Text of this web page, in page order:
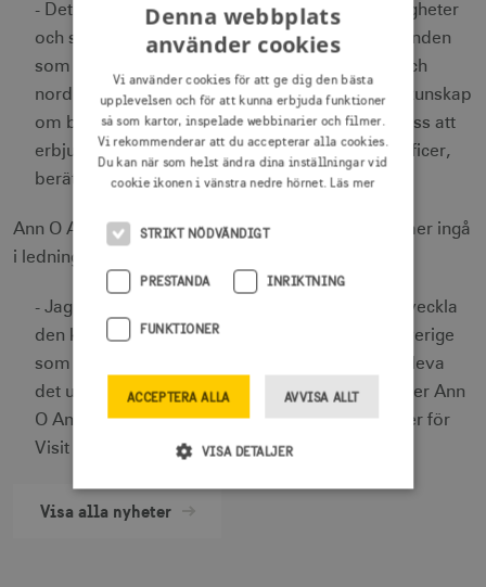
- Det är framförallt Anns vana att se affärsmöjligheter
och skapa kommersiellt framgångsrika erbjudanden
som tillsammans med hennes internationella och
nordiska nätverk inom resenäringen och goda kunskap
om besöksnäringens förutsättningar, som fått oss att
erbjuda henne rollen som Chief Commercial Officer,
berättar Ewa Lagerqvist, vd för Visit Sweden.
Ann O Andersson börjar den 17 augusti och kommer ingå
i ledningsgruppen.
- Jag ser verkligen fram emot att bidra till att utveckla
den kommersiella verksamheten för att lyfta Sverige
som resmål och attrahera fler besökare att uppleva
det unika och breda utbud vi har i vårt land, säger Ann
O Andersson, blivande Chief Commercial Officer för
Visit Sweden.
Visa alla nyheter
Denna webbplats
använder cookies
Vi använder cookies för att ge dig den bästa
upplevelsen och för att kunna erbjuda funktioner
så som kartor, inspelade webbinarier och filmer.
Vi rekommenderar att du accepterar alla cookies.
Du kan när som helst ändra dina inställningar vid
cookie ikonen i vänstra nedre hörnet. Läs mer
STRIKT NÖDVÄNDIGT
PRESTANDA INRIKTNING
FUNKTIONER
ACCEPTERA ALLA AVVISA ALLT
VISA DETALJER